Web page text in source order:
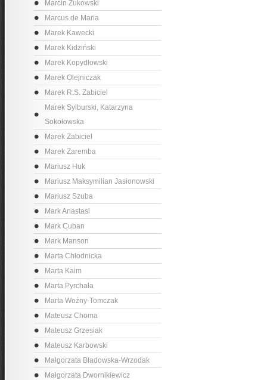
Marcin Żukowski
Marcus de Maria
Marek Kawecki
Marek Kidziński
Marek Kopydłowski
Marek Olejniczak
Marek R.S. Zabiciel
Marek Sylburski, Katarzyna
Sokołowska
Marek Zabiciel
Marek Zaremba
Mariusz Huk
Mariusz Maksymilian Jasionowski
Mariusz Szuba
Mark Anastasi
Mark Cuban
Mark Manson
Marta Chłodnicka
Marta Kaim
Marta Pyrchała
Marta Woźny-Tomczak
Mateusz Choma
Mateusz Grzesiak
Mateusz Karbowski
Małgorzata Bladowska-Wrzodak
Małgorzata Dwornikiewicz